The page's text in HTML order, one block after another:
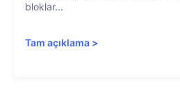
bloklar...
Tam açıklama >